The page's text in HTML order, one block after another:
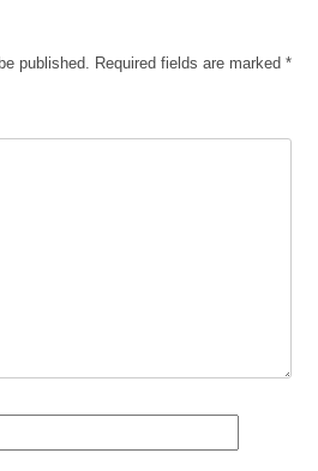
published. Required fields are marked *